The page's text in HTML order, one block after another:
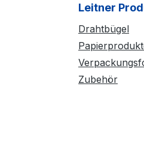
Leitner
Drahtbügel
Zubehör